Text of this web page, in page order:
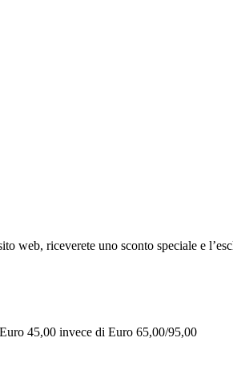
web, riceverete uno sconto speciale e
45,00 invece di Euro 65,00/95,00